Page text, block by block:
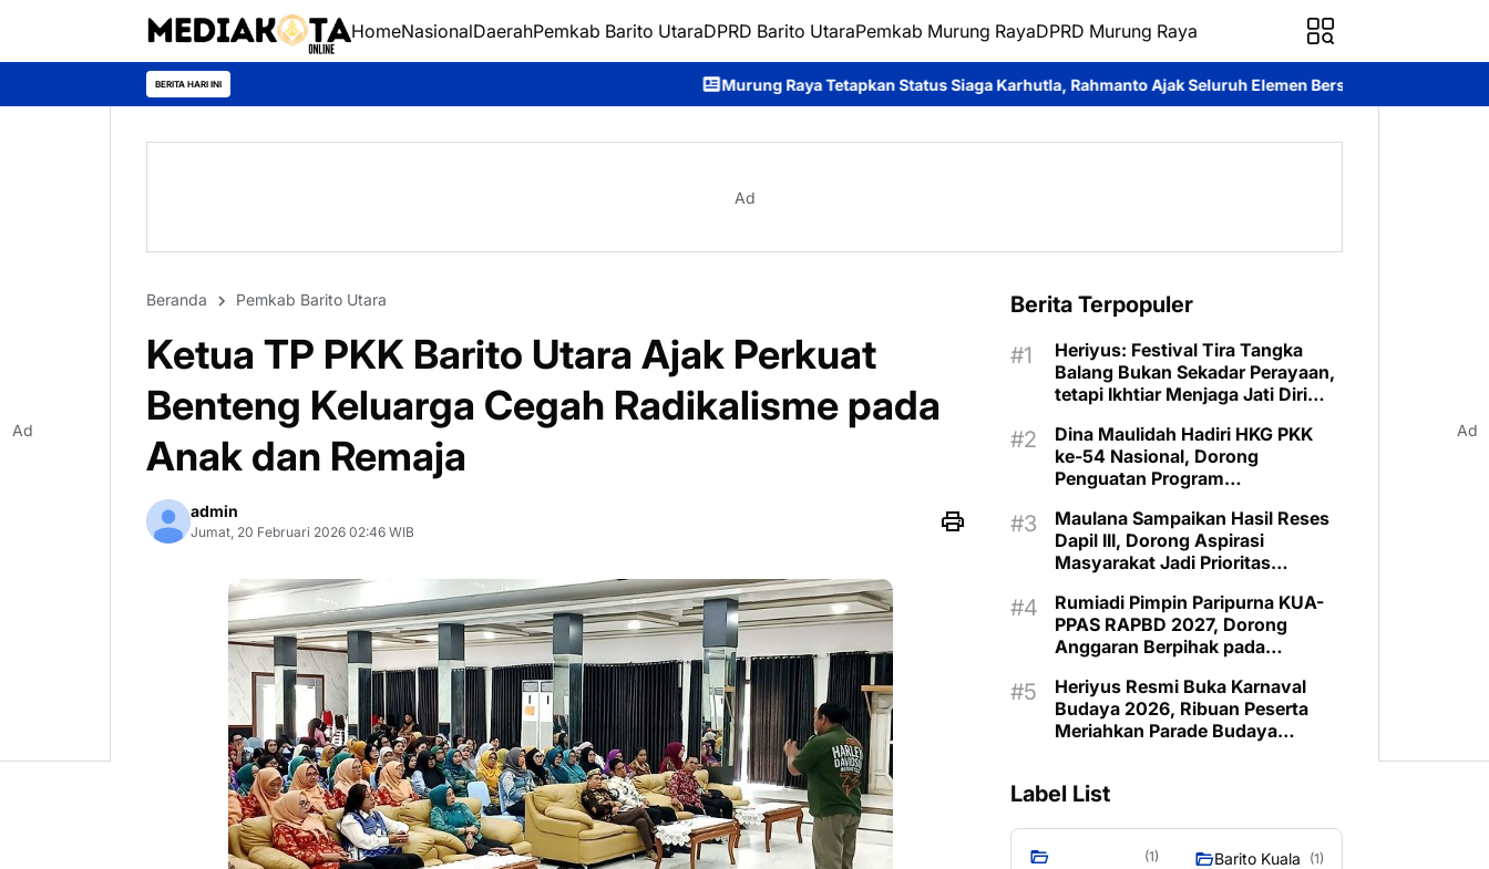
HomeNasionalDaerahPemkab Barito UtaraDPRD Barito UtaraPemkab Murung RayaDPRD Murung Raya
BERITA HARI INI Murung Raya Tetapkan Status Siaga Karhutla, Rahmanto Ajak Seluruh Elemen Bersatu Cegah Bencana Perkuat Sinergi dan
Ad
Beranda Pemkab Barito Utara
Ketua TP PKK Barito Utara Ajak Perkuat
Benteng Keluarga Cegah Radikalisme pada
Anak dan Remaja
admin
Jumat, 20 Februari 2026 02:46 WIB
Berita Terpopuler
Heriyus: Festival Tira Tangka
Balang Bukan Sekadar Perayaan,
tetapi Ikhtiar Menjaga Jati Diri
Dina Maulidah Hadiri HKG PKK
ke-54 Nasional, Dorong
Penguatan Program
Murung Raya
Maulana Sampaikan Hasil Reses
Dapil III, Dorong Aspirasi
Masyarakat Jadi Prioritas
Rumiadi Pimpin Paripurna KUA-
PPAS RAPBD 2027, Dorong
Anggaran Berpihak pada
Heriyus Resmi Buka Karnaval
Budaya 2026, Ribuan Peserta
Meriahkan Parade Budaya
Label List
(1) Barito Kuala (1)
Ad Ad